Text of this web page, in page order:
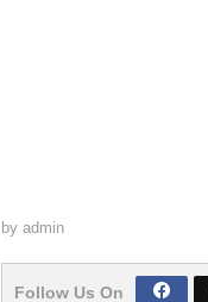
by admin
Follow Us On